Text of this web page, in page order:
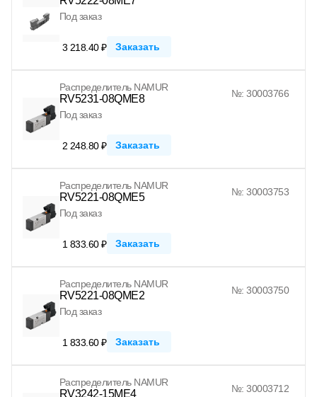
Под заказ
3 218.40 ₽ Заказать
Распределитель NAMUR
RV5231-08QME8
№: 30003766
Под заказ
2 248.80 ₽ Заказать
Распределитель NAMUR
RV5221-08QME5
№: 30003753
Под заказ
1 833.60 ₽ Заказать
Распределитель NAMUR
RV5221-08QME2
№: 30003750
Под заказ
1 833.60 ₽ Заказать
Распределитель NAMUR
RV3242-15ME4
№: 30003712